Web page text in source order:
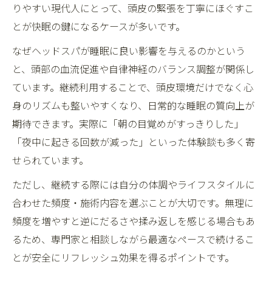
りやすい現代人にとって、頭皮の緊張を丁寧にほぐすこ
とが快眠の鍵になるケースが多いです。
なぜヘッドスパが睡眠に良い影響を与えるのかという
と、頭部の血流促進や自律神経のバランス調整が関係し
ています。継続利用することで、頭皮環境だけでなく心
身のリズムも整いやすくなり、日常的な睡眠の質向上が
期待できます。実際に「朝の目覚めがすっきりした」
「夜中に起きる回数が減った」といった体験談も多く寄
せられています。
ただし、継続する際には自分の体調やライフスタイルに
合わせた頻度・施術内容を選ぶことが大切です。無理に
頻度を増やすと逆にだるさや揉み返しを感じる場合もあ
るため、専門家と相談しながら最適なペースで続けるこ
とが安全にリフレッシュ効果を得るポイントです。